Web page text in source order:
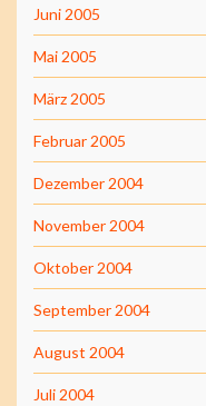
Juni 2005
Mai 2005
März 2005
Februar 2005
Dezember 2004
November 2004
Oktober 2004
September 2004
August 2004
Juli 2004